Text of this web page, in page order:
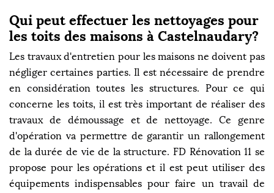
Qui peut effectuer les nettoyages pour
les toits des maisons à Castelnaudary?
Les travaux d'entretien pour les maisons ne doivent pas
négliger certaines parties. Il est nécessaire de prendre
en considération toutes les structures. Pour ce qui
concerne les toits, il est très important de réaliser des
travaux de démoussage et de nettoyage. Ce genre
d'opération va permettre de garantir un rallongement
de la durée de vie de la structure. FD Rénovation 11 se
propose pour les opérations et il est peut utiliser des
équipements indispensables pour faire un travail de